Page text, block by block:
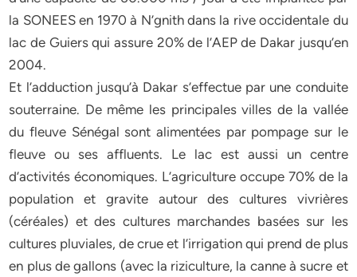
la SONEES en 1970 à N’gnith dans la rive occidentale du
lac de Guiers qui assure 20% de l’AEP de Dakar jusqu’en
2004.
Et l’adduction jusqu’à Dakar s’effectue par une conduite
souterraine. De même les principales villes de la vallée
du fleuve Sénégal sont alimentées par pompage sur le
fleuve ou ses affluents. Le lac est aussi un centre
d’activités économiques. L’agriculture occupe 70% de la
population et gravite autour des cultures vivrières
(céréales) et des cultures marchandes basées sur les
cultures pluviales, de crue et l’irrigation qui prend de plus
en plus de gallons (avec la riziculture, la canne à sucre et